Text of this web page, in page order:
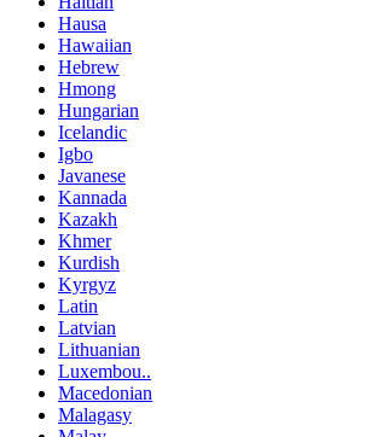
Hausa
Hawaiian
Hebrew
Hmong
Hungarian
Icelandic
Igbo
Javanese
Kannada
Kazakh
Khmer
Kurdish
Kyrgyz
Latin
Latvian
Lithuanian
Luxembou..
Macedonian
Malagasy